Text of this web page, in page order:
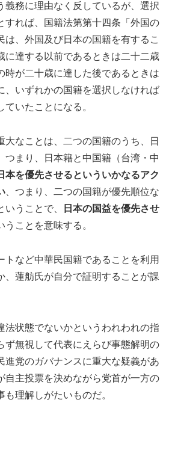
義務に理由なく反しているが、選択
すれば、国籍法第第十四条「外国の
は、外国及び日本の国籍を有するこ
に達する以前であるときは二十二歳
時が二十歳に達した後であるときは
、いずれかの国籍を選択しなければ
いたことになる。
大なことは、二つの国籍のうち、日
つまり、日本籍と中国籍（台湾・中
本を優先させるといういかなるアク
、つまり、二つの国籍が優先順位な
いうことで、
日本の国益を優先させ
うことを意味する。
トなど中華民国籍であることを利用
、蓮舫氏が自分で証明することが課
法状態でないかというわれわれの指
ず無視して代表にえらび事態解明の
進党のガバナンスに重大な疑義があ
自主投票を決めながら党首が一方の
理解しがたいものだ。